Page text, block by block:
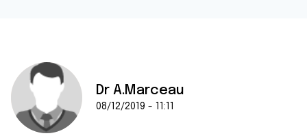
Dr A.Marceau
08/12/2019 - 11:11